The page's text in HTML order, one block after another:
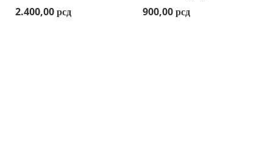
2.400,00рсд 900,00рсд